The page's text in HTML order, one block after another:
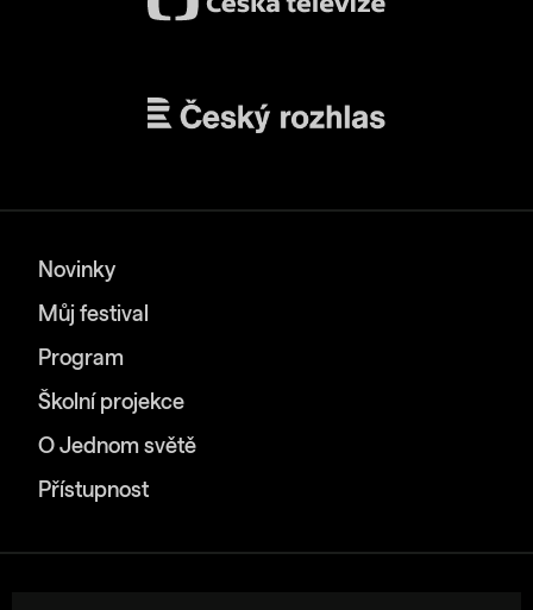
Novinky
Můj festival
Program
Školní projekce
O Jednom světě
Přístupnost